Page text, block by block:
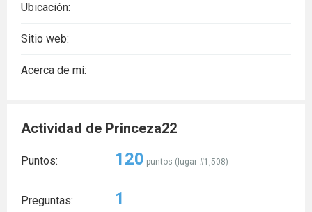
Ubicación:
Sitio web:
Acerca de mí:
Actividad de Princeza22
Puntos: 120 puntos (lugar #1,508)
Preguntas: 1